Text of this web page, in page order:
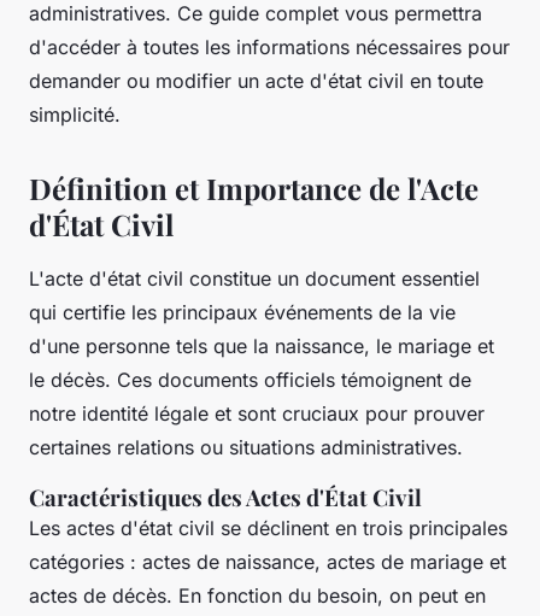
administratives. Ce guide complet vous permettra
d'accéder à toutes les informations nécessaires pour
demander ou modifier un acte d'état civil en toute
simplicité.
Définition et Importance de l'Acte
d'État Civil
L'acte d'état civil constitue un document essentiel
qui certifie les principaux événements de la vie
d'une personne tels que la naissance, le mariage et
le décès. Ces documents officiels témoignent de
notre identité légale et sont cruciaux pour prouver
certaines relations ou situations administratives.
Caractéristiques des Actes d'État Civil
Les actes d'état civil se déclinent en trois principales
catégories : actes de naissance, actes de mariage et
actes de décès. En fonction du besoin, on peut en